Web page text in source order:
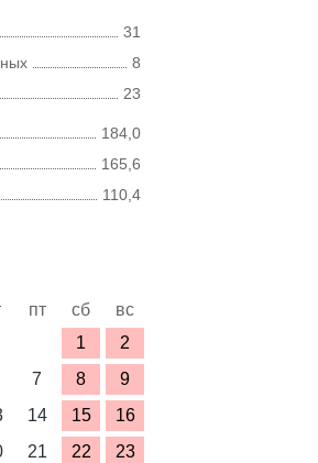
31
8
23
184,0
165,6
110,4
пт сб
вс
1
2
7 8
9
14 15
16
21 22
23